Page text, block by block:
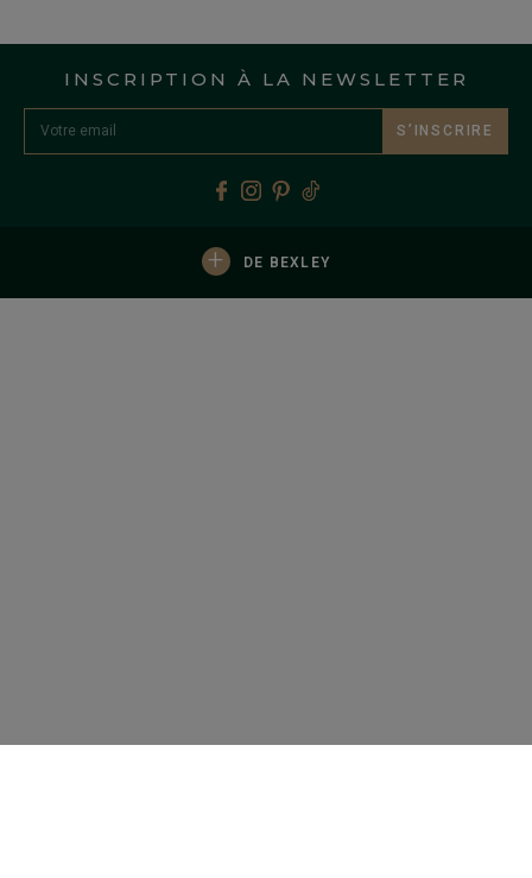
INSCRIPTION À LA NEWSLETTER
S’INSCRIRE
+ DE BEXLEY